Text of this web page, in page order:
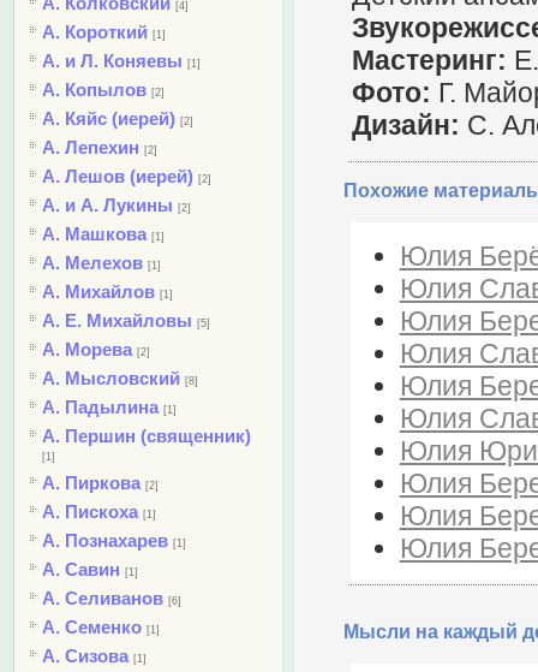
[4]
А. Короткий [1]
А. и Л. Коняевы [1]
А. Копылов [2]
А. Кяйс (иерей) [2]
А. Лепехин [2]
А. Лешов (иерей) [2]
А. и А. Лукины [2]
А. Машкова [1]
А. Мелехов [1]
А. Михайлов [1]
А. Е. Михайловы [5]
А. Морева [2]
А. Мысловский [8]
А. Падылина [1]
А. Першин (священник)
[1]
А. Пиркова [2]
А. Пискоха [1]
А. Познахарев [1]
А. Савин [1]
А. Селиванов [6]
А. Семенко [1]
А. Сизова [1]
Мастеринг:
Фото: Г.
Дизайн: C.
Похожие
Юлия
Юлия
Юлия
Юлия
Юлия
Юлия
Юлия
Юлия
Юлия
Юлия
Мысли на каждый